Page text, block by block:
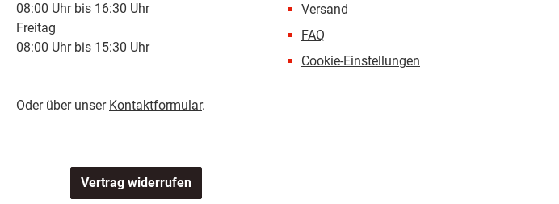
08:00 Uhr bis 16:30 Uhr
Freitag
08:00 Uhr bis 15:30 Uhr
Oder über unser Kontaktformular.
Vertrag widerrufen
Versand
FAQ
Cookie-Einstellungen